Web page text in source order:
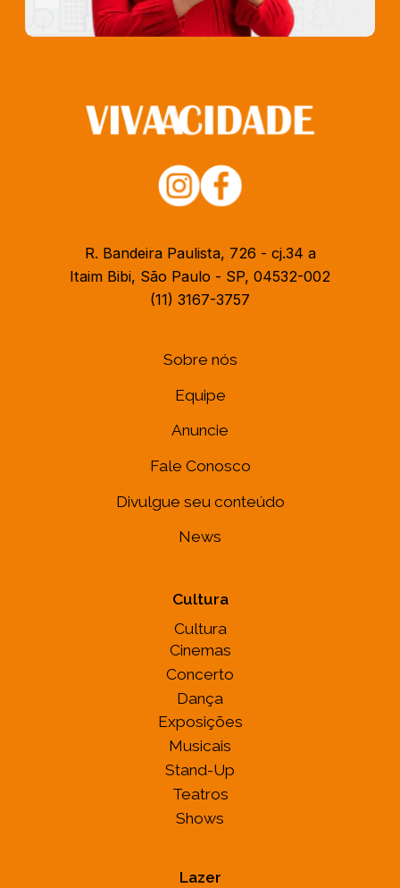
R. Bandeira Paulista, 726 - cj.34 a
Itaim Bibi, São Paulo - SP, 04532-002
(11) 3167-3757
Sobre nós
Equipe
Anuncie
Fale Conosco
Divulgue seu conteúdo
News
Cultura
Cultura
Cinemas
Concerto
Dança
Exposições
Musicais
Stand-Up
Teatros
Shows
Lazer